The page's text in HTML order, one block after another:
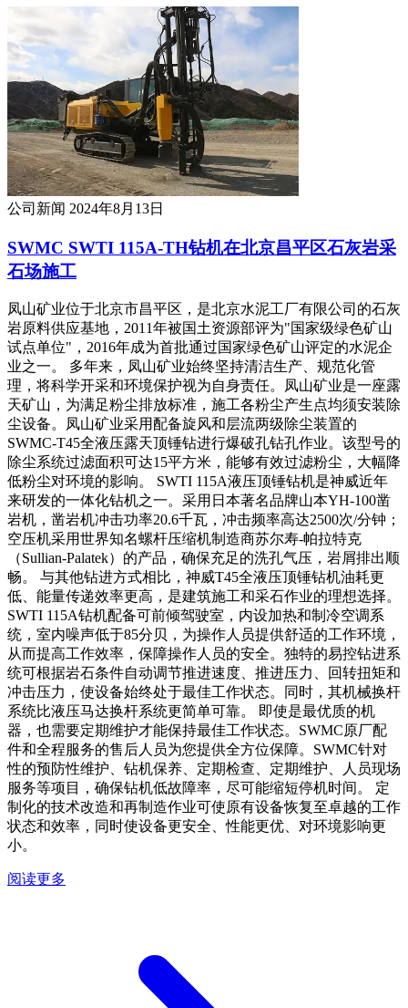
公司新闻 2024年8月13日
SWMC SWTI 115A-TH钻机在北京昌平区石灰岩采
石场施工
凤山矿业位于北京市昌平区，是北京水泥工厂有限公司的石灰
岩原料供应基地，2011年被国土资源部评为"国家级绿色矿山
试点单位"，2016年成为首批通过国家绿色矿山评定的水泥企
业之一。 多年来，凤山矿业始终坚持清洁生产、规范化管
理，将科学开采和环境保护视为自身责任。凤山矿业是一座露
天矿山，为满足粉尘排放标准，施工各粉尘产生点均须安装除
尘设备。凤山矿业采用配备旋风和层流两级除尘装置的
SWMC-T45全液压露天顶锤钻进行爆破孔钻孔作业。该型号的
除尘系统过滤面积可达15平方米，能够有效过滤粉尘，大幅降
低粉尘对环境的影响。 SWTI 115A液压顶锤钻机是神威近年
来研发的一体化钻机之一。采用日本著名品牌山本YH-100凿
岩机，凿岩机冲击功率20.6千瓦，冲击频率高达2500次/分钟；
空压机采用世界知名螺杆压缩机制造商苏尔寿-帕拉特克
（Sullian-Palatek）的产品，确保充足的洗孔气压，岩屑排出顺
畅。 与其他钻进方式相比，神威T45全液压顶锤钻机油耗更
低、能量传递效率更高，是建筑施工和采石作业的理想选择。
SWTI 115A钻机配备可前倾驾驶室，内设加热和制冷空调系
统，室内噪声低于85分贝，为操作人员提供舒适的工作环境，
从而提高工作效率，保障操作人员的安全。独特的易控钻进系
统可根据岩石条件自动调节推进速度、推进压力、回转扭矩和
冲击压力，使设备始终处于最佳工作状态。同时，其机械换杆
系统比液压马达换杆系统更简单可靠。 即使是最优质的机
器，也需要定期维护才能保持最佳工作状态。SWMC原厂配
件和全程服务的售后人员为您提供全方位保障。SWMC针对
性的预防性维护、钻机保养、定期检查、定期维护、人员现场
服务等项目，确保钻机低故障率，尽可能缩短停机时间。 定
制化的技术改造和再制造作业可使原有设备恢复至卓越的工作
状态和效率，同时使设备更安全、性能更优、对环境影响更
小。
阅读更多